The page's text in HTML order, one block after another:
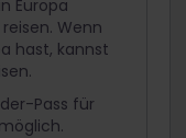
Europa
Wenn
hast, kannst
Pass für